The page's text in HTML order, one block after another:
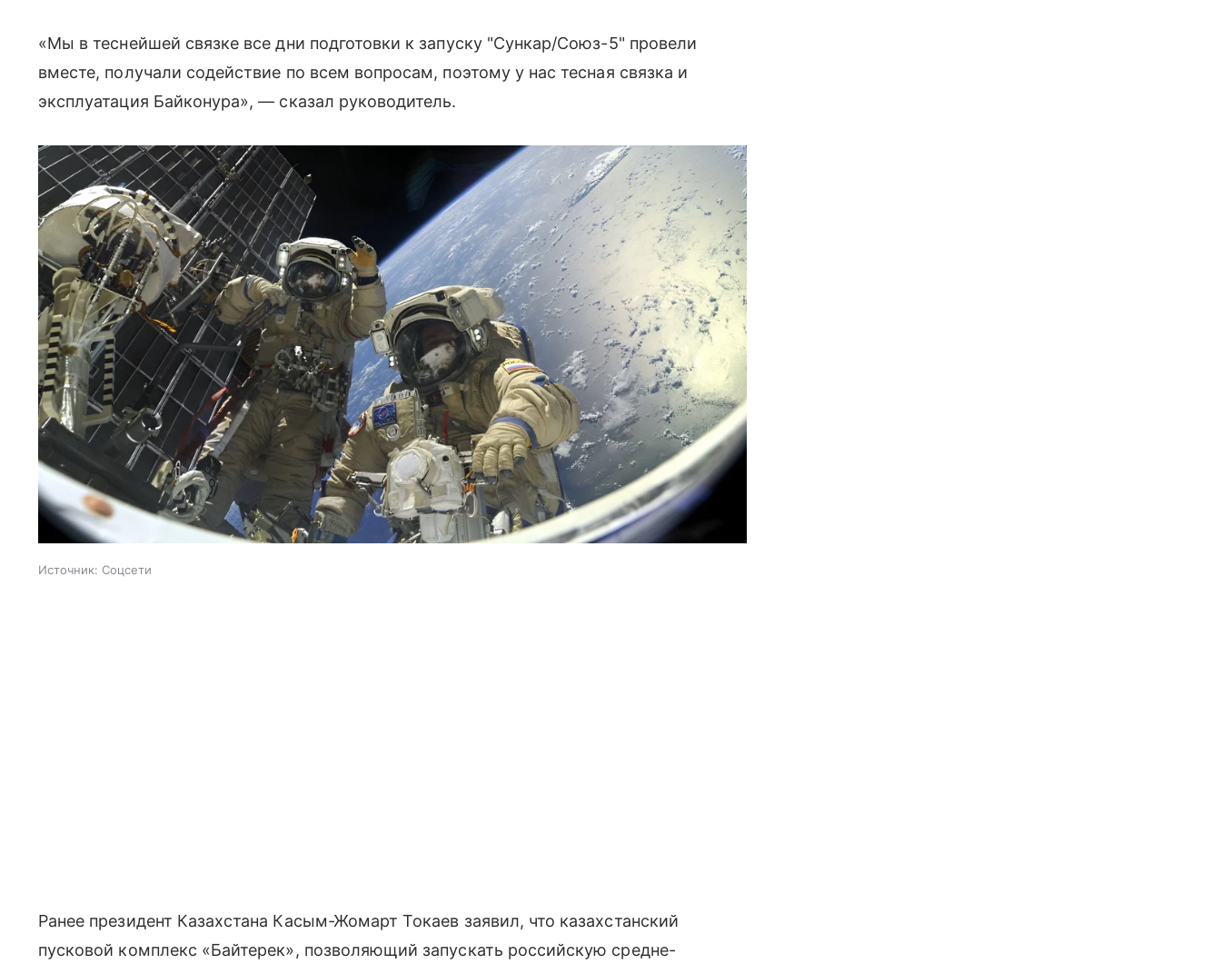
«Мы в теснейшей связке все дни подготовки к запуску "Сункар/Союз-5" провели
вместе, получали содействие по всем вопросам, поэтому у нас тесная связка и
эксплуатация Байконура», — сказал руководитель.
Источник: Соцсети
Ранее президент Казахстана Касым-Жомарт Токаев заявил, что казахстанский
пусковой комплекс «Байтерек», позволяющий запускать российскую средне-